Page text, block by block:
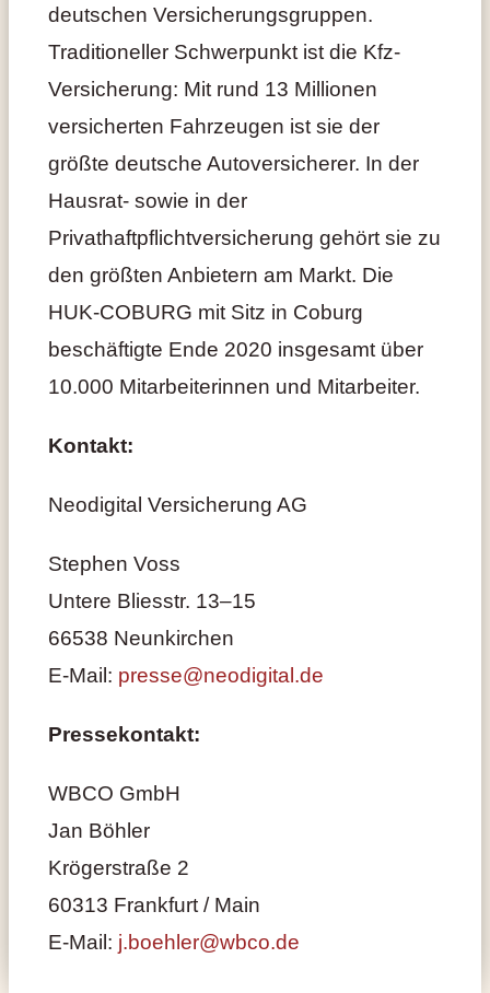
deutschen Versicherungsgruppen.
Traditioneller Schwerpunkt ist die Kfz-
Versicherung: Mit rund 13 Millionen
versicherten Fahrzeugen ist sie der
größte deutsche Autoversicherer. In der
Hausrat- sowie in der
Privathaftpflichtversicherung gehört sie zu
den größten Anbietern am Markt. Die
HUK-COBURG mit Sitz in Coburg
beschäftigte Ende 2020 insgesamt über
10.000 Mitarbeiterinnen und Mitarbeiter.
Kontakt:
Neodigital Versicherung AG
Stephen Voss
Untere Bliesstr. 13–15
66538 Neunkirchen
E-Mail: presse@neodigital.de
Pressekontakt:
WBCO GmbH
Jan Böhler
Krögerstraße 2
60313 Frankfurt / Main
E-Mail: j.boehler@wbco.de